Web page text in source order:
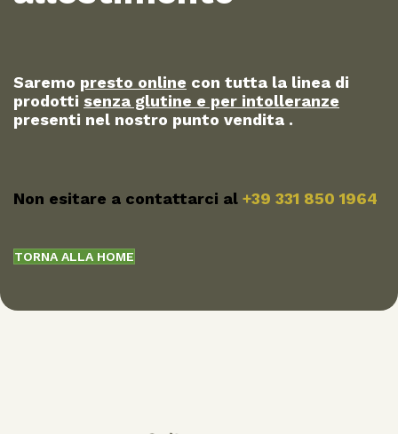
Saremo presto online con tutta la linea di
prodotti senza glutine e per intolleranze
presenti nel nostro punto vendita .
Non esitare a contattarci al +39 331 850 1964
TORNA ALLA HOME